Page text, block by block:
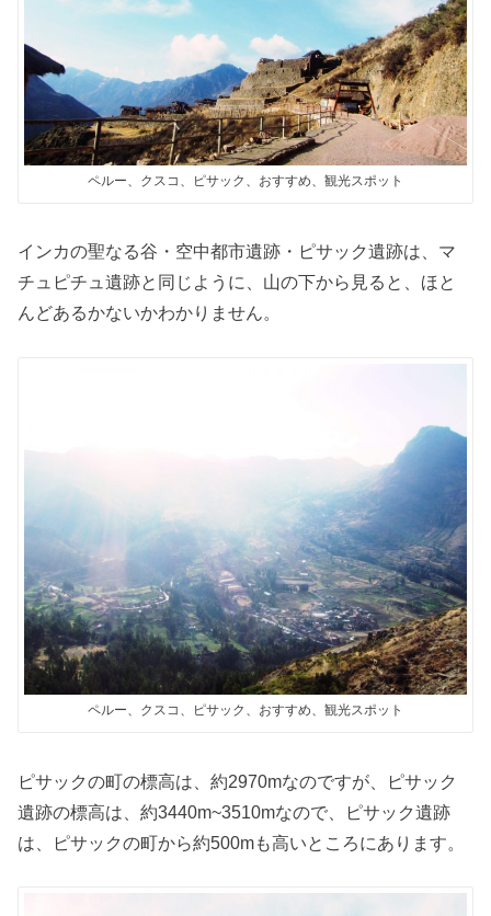
ペルー、クスコ、ピサック、おすすめ、観光スポット
インカの聖なる谷・空中都市遺跡・ピサック遺跡は、マ
チュピチュ遺跡と同じように、山の下から見ると、ほと
んどあるかないかわかりません。
ペルー、クスコ、ピサック、おすすめ、観光スポット
ピサックの町の標高は、約2970mなのですが、ピサック
遺跡の標高は、約3440m~3510mなので、ピサック遺跡
は、ピサックの町から約500mも高いところにあります。